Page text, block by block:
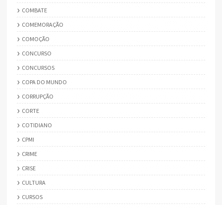
COMBATE
COMEMORAÇÃO
COMOÇÃO
CONCURSO
CONCURSOS
COPA DO MUNDO
CORRUPÇÃO
CORTE
COTIDIANO
CPMI
CRIME
CRISE
CULTURA
CURSOS